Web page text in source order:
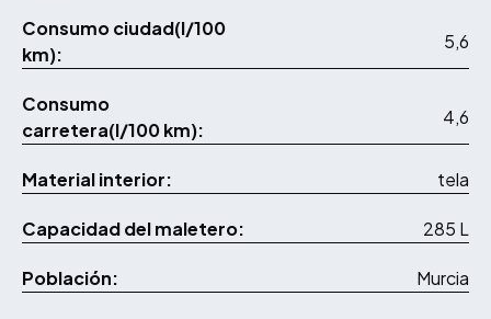
Consumo ciudad(l/100
km):
5,6
Consumo
carretera(l/100 km):
4,6
Material interior: tela
Capacidad del maletero: 285 L
Población: Murcia